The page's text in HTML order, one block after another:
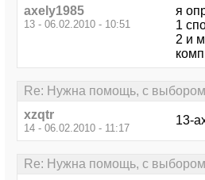
axely1985
13 - 06.02.2010 - 10:51
я
1
2 и
комп
Re: Нужна помощь, с выбором
xzqtr
14 - 06.02.2010 - 11:17
13-
Re: Нужна помощь, с выбором